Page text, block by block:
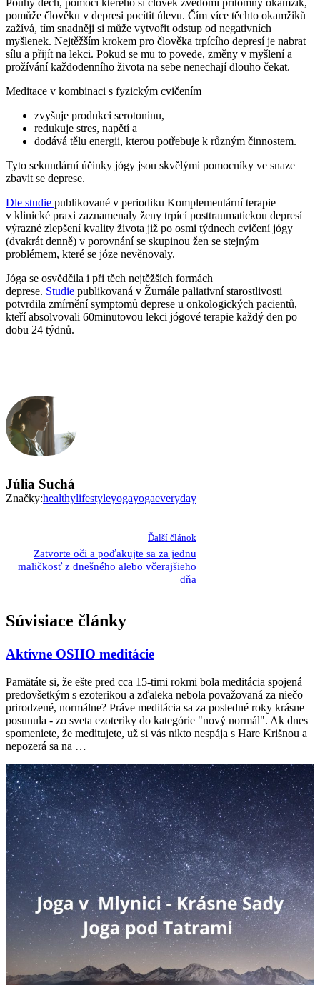
pomůže člověku v depresi pocítit úlevu. Čím více těchto okamžiků
zažívá, tím snadněji si může vytvořit odstup od negativních
myšlenek. Nejtěžším krokem pro člověka trpícího depresí je nabrat
sílu a přijít na lekci. Pokud se mu to povede, změny v myšlení a
prožívání každodenního života na sebe nenechají dlouho čekat.
Meditace v kombinaci s fyzickým cvičením
zvyšuje produkci serotoninu,
redukuje stres, napětí a
dodává tělu energii, kterou potřebuje k různým činnostem.
Tyto sekundární účinky jógy jsou skvělými pomocníky ve snaze
zbavit se deprese.
Dle studie publikované v periodiku Komplementární terapie
v klinické praxi zaznamenaly ženy trpící posttraumatickou depresí
výrazné zlepšení kvality života již po osmi týdnech cvičení jógy
(dvakrát denně) v porovnání se skupinou žen se stejným
problémem, které se józe nevěnovaly.
Jóga se osvědčila i při těch nejtěžších formách
deprese. Studie publikovaná v Žurnále paliativní starostlivosti
potvrdila zmírnění symptomů deprese u onkologických pacientů,
kteří absolvovali 60minutovou lekci jógové terapie každý den po
dobu 24 týdnů.
Júlia Suchá
Značky:healthylifestyleyogayogaeveryday
Ďalší článok
Zatvorte oči a poďakujte sa za jednu
maličkosť z dnešného alebo včerajšieho
dňa
Súvisiace články
Aktívne OSHO meditácie
Pamätáte si, že ešte pred cca 15-timi rokmi bola meditácia spojená
predovšetkým s ezoterikou a zďaleka nebola považovaná za niečo
prirodzené, normálne? Práve meditácia sa za posledné roky krásne
posunula - zo sveta ezoteriky do kategórie "nový normál". Ak dnes
spomeniete, že meditujete, už si vás nikto nespája s Hare Krišnou a
nepozerá sa na …